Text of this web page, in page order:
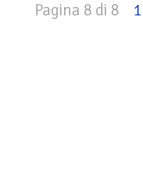
Pagina 8 di 8 1